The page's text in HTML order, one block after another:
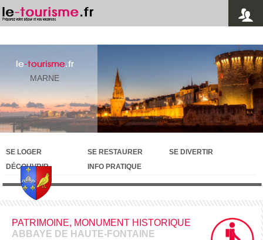
le-tourisme.fr
MARNE
SE LOGER SE RESTAURER
SE DIVERTIR
DÉCOUVRIR
INFO PRATIQUE
PATRIMOINE, MONUMENT HISTORIQUE
ABBAYE DE HAUTE-FONTAINE